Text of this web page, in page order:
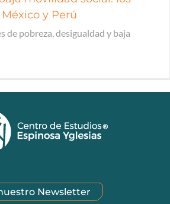
y Perú
de pobreza, desigualdad y baja
Newsletter